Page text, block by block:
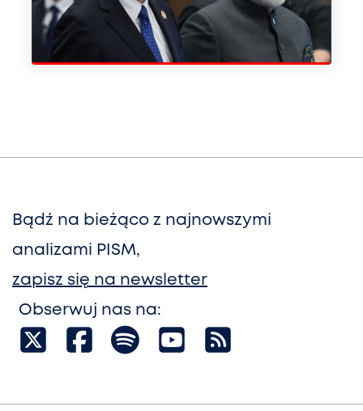
Bądź na bieżąco z najnowszymi
analizami PISM,
zapisz się na newsletter
Obserwuj nas na: